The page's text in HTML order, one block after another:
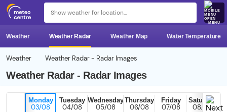
MENU
Weather Weather Radar Weather Map Water Temperature
Weather Weather Radar - Radar Images
Weather Radar - Radar Images
Monday
03/08
Tuesday
04/08
Wednesday
05/08
Thursday
06/08
Friday
07/08
Saturday
08/08